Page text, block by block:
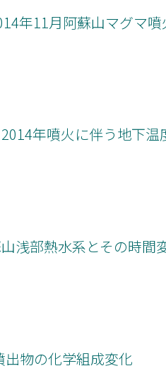
年11月阿蘇山マグマ
年噴火に伴う地下温
浅部熱水系とその時間
物の化学組成変化